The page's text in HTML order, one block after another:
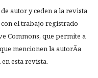
autor y ceden a la revista
el trabajo registrado
Commons, que permite a
mencionen la autorÃ­a
esta revista.